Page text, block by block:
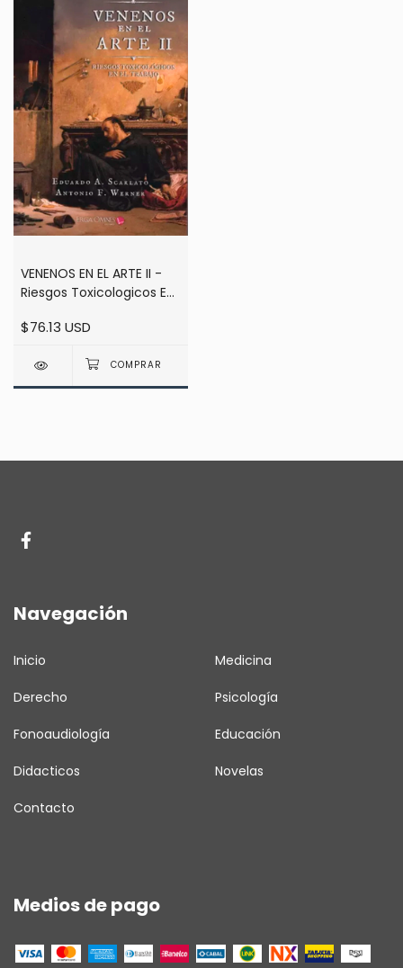
VENENOS EN EL ARTE II -
Riesgos Toxicologicos En
Werner
$76.13 USD
Navegación
Inicio Medicina
Derecho Psicología
Fonoaudiología Educación
Didacticos Novelas
Contacto
Medios de pago